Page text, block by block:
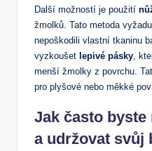
Další možností je použití
žmolků. Tato metoda
nepoškodili vlastní tkaninu
vyzkoušet lepivé​ pásky,
menší žmolky z‍ povrchu.
pro plyšové nebo měkké
Jak⁤ často
a udržovat svůj‍